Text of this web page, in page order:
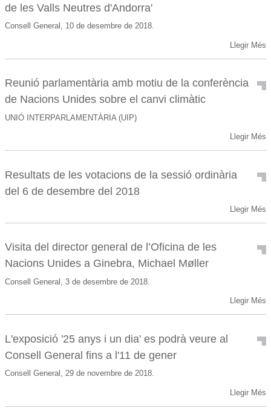
de les Valls Neutres d'Andorra'
Consell General, 10 de desembre de 2018.
Llegir Més
Reunió parlamentària amb motiu de la conferència
de Nacions Unides sobre el canvi climàtic
UNIÓ INTERPARLAMENTÀRIA (UIP)
Llegir Més
Resultats de les votacions de la sessió ordinària
del 6 de desembre del 2018
Llegir Més
Visita del director general de l’Oficina de les
Nacions Unides a Ginebra, Michael Møller
Consell General, 3 de desembre de 2018.
Llegir Més
L'exposició '25 anys i un dia' es podrà veure al
Consell General fins a l'11 de gener
Consell General, 29 de novembre de 2018.
Llegir Més